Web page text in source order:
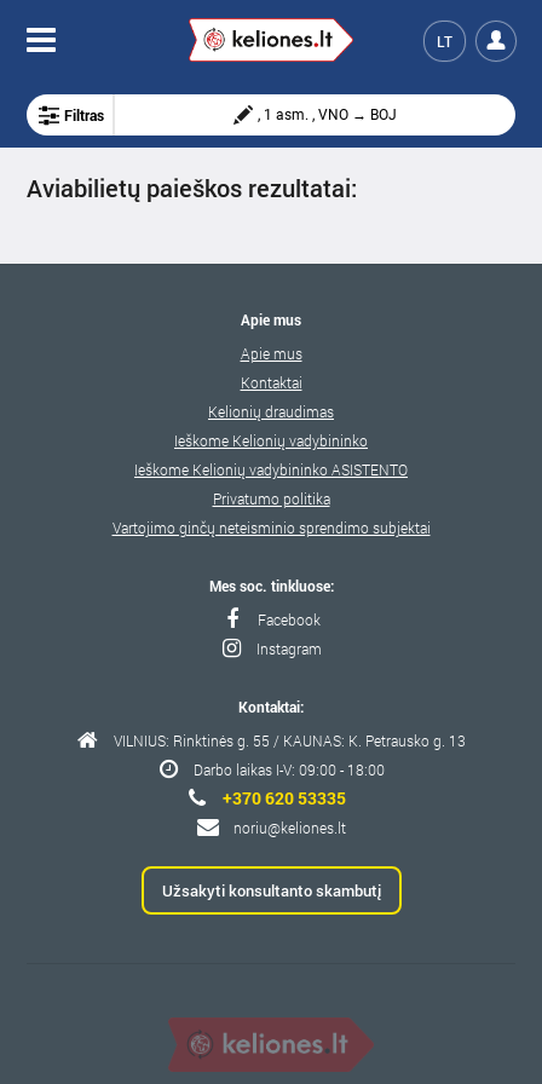
LT
Filtras , 1 asm. , VNO → BOJ
Aviabilietų paieškos rezultatai:
Apie mus
Apie mus
Kontaktai
Kelionių draudimas
Ieškome Kelionių vadybininko
Ieškome Kelionių vadybininko ASISTENTO
Privatumo politika
Vartojimo ginčų neteisminio sprendimo subjektai
Mes soc. tinkluose:
Facebook
Instagram
Kontaktai:
VILNIUS: Rinktinės g. 55 / KAUNAS: K. Petrausko g. 13
Darbo laikas I-V: 09:00 - 18:00
+370 620 53335
noriu@keliones.lt
Užsakyti konsultanto skambutį